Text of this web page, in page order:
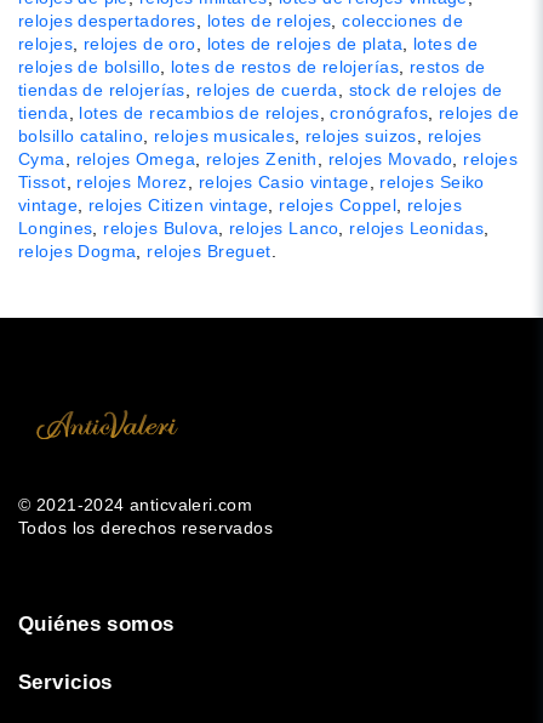
relojes despertadores, lotes de relojes,colecciones de
relojes, relojes de oro, lotes de relojes de plata, lotes de
relojes de bolsillo, lotes de restos de relojerías, restos de
tiendas de relojerías, relojes de cuerda, stock de relojes de
tienda, lotes de recambios de relojes,cronógrafos, relojes de
bolsillo catalino, relojes musicales, relojes suizos, relojes
Cyma, relojes Omega, relojes Zenith, relojes Movado, relojes
Tissot, relojes Morez, relojes Casio vintage, relojes Seiko
vintage, relojes Citizen vintage, relojes Coppel, relojes
Longines, relojes Bulova, relojes Lanco, relojes Leonidas,
relojes Dogma, relojes Breguet.
© 2021-2024 anticvaleri.com
Todos los derechos reservados
Quiénes somos
Servicios